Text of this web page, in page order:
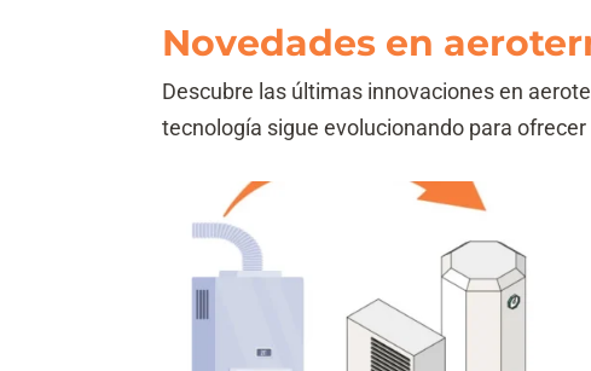
Novedades en
Descubre las últimas innovaciones en
tecnología sigue evolucionando para